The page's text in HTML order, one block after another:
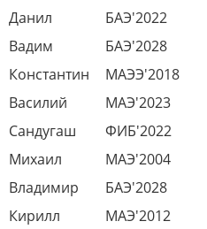
Данил
БАЭ'2022
Вадим
БАЭ'2028
Константин
МАЭЭ'2018
Василий
МАЭ'2023
Сандугаш
ФИБ'2022
Михаил
МАЭ'2004
Владимир
БАЭ'2028
Кирилл МАЭ'2012